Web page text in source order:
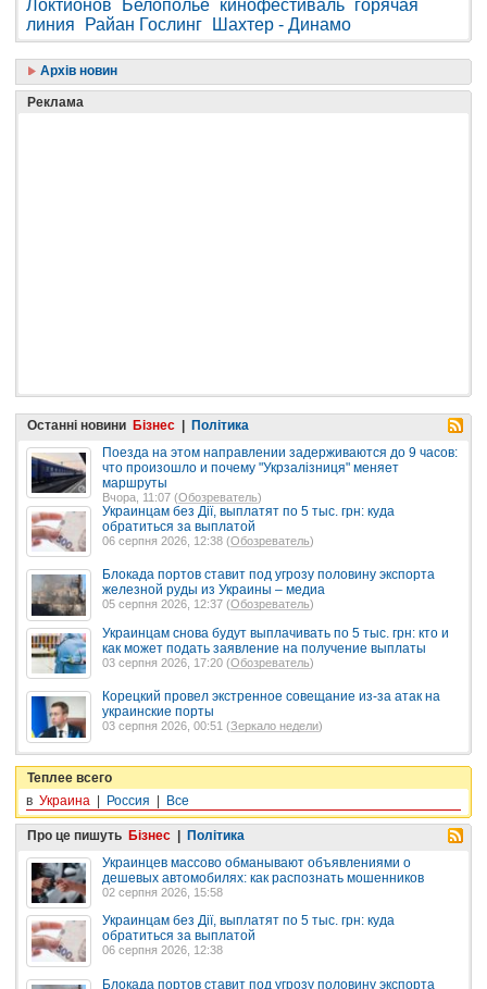
Локтионов Белополье кинофестиваль горячая
линия
Райан Гослинг Шахтер - Динамо
Архів новин
Реклама
Останні новини Бізнес | Політика
Поезда на этом направлении задерживаются до 9 часов:
что произошло и почему "Укрзалізниця" меняет
маршруты
Вчора, 11:07 (Обозреватель)
Украинцам без Дії, выплатят по 5 тыс. грн: куда
обратиться за выплатой
06 серпня 2026, 12:38 (Обозреватель)
Блокада портов ставит под угрозу половину экспорта
железной руды из Украины – медиа
05 серпня 2026, 12:37 (Обозреватель)
Украинцам снова будут выплачивать по 5 тыс. грн: кто и
как может подать заявление на получение выплаты
03 серпня 2026, 17:20 (Обозреватель)
Корецкий провел экстренное совещание из-за атак на
украинские порты
03 серпня 2026, 00:51 (Зеркало недели)
Теплее всего
в Украина | Россия | Все
Про це пишуть Бізнес | Політика
Украинцев массово обманывают объявлениями о
дешевых автомобилях: как распознать мошенников
02 серпня 2026, 15:58
Украинцам без Дії, выплатят по 5 тыс. грн: куда
обратиться за выплатой
06 серпня 2026, 12:38
Блокада портов ставит под угрозу половину экспорта